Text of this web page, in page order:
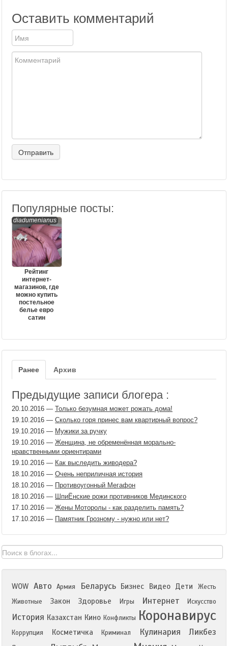
Оставить комментарий
Популярные посты:
diadumenianus
Рейтинг
интернет-
магазинов, где
можно купить
постельное
белье евро
сатин
Ранее Архив
Предыдущие записи блогера :
20.10.2016 — Только безумная может рожать дома!
19.10.2016 — Сколько горя принес вам квартирный вопрос?
19.10.2016 — Мужики за ручку
19.10.2016 — Женщина, не обременённая морально-
нравственными ориентирами
19.10.2016 — Как выследить живодера?
18.10.2016 — Очень неприличная история
18.10.2016 — Противоугонный Мегафон
18.10.2016 — ШпиЁнские рожи противников Мединского
17.10.2016 — Жены Моторолы - как разделить память?
17.10.2016 — Памятник Грозному - нужно или нет?
WOW Авто Армия Беларусь Бизнес Видео Дети
Жесть
Животные
Закон Здоровье Игры Интернет Искусство
История Казахстан Кино Конфликты Коронавирус
Коррупция Косметичка Криминал Кулинария Ликбез